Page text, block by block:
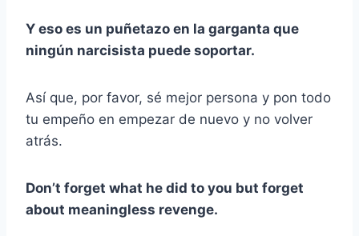
Y eso es un puñetazo en la garganta que
ningún narcisista puede soportar.
Así que, por favor, sé mejor persona y pon todo
tu empeño en empezar de nuevo y no volver
atrás.
Don’t forget what he did to you but forget
about meaningless revenge.